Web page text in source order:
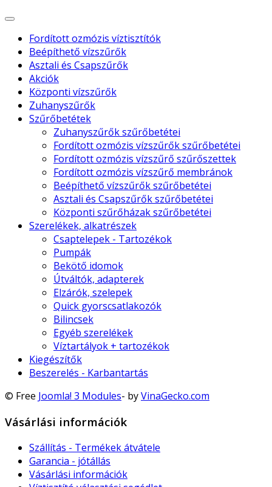
Fordított ozmózis víztisztítók
Beépíthető vízszűrők
Asztali és Csapszűrők
Akciók
Központi vízszűrők
Zuhanyszűrők
Szűrőbetétek
Zuhanyszűrők szűrőbetétei
Fordított ozmózis vízszűrők szűrőbetétei
Fordított ozmózis vízszűrő szűrőszettek
Fordított ozmózis vízszűrő membránok
Beépíthető vízszűrők szűrőbetétei
Asztali és Csapszűrők szűrőbetétei
Központi szűrőházak szűrőbetétei
Szerelékek, alkatrészek
Csaptelepek - Tartozékok
Pumpák
Bekötő idomok
Útváltók, adapterek
Elzárók, szelepek
Quick gyorscsatlakozók
Bilincsek
Egyéb szerelékek
Víztartályok + tartozékok
Kiegészítők
Beszerelés - Karbantartás
© Free Joomla! 3 Modules- byVinaGecko.com
Vásárlási információk
Szállítás - Termékek átvátele
Garancia - jótállás
Vásárlási információk